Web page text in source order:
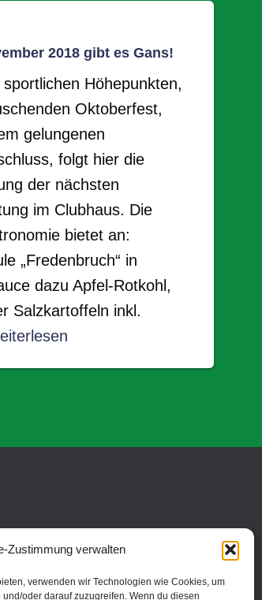
Zustimmung verwalten
verwenden wir Technologien wie Cookies, um
oder darauf zuzugreifen. Wenn du diesen
2018 gibt es Gans!
Höhepunkten,
Oktoberfest,
gelungenen
folgt hier die
der nächsten
im Clubhaus. Die
bietet an:
„Fredenbruch“ in
dazu Apfel-Rotkohl,
Salzkartoffeln inkl.